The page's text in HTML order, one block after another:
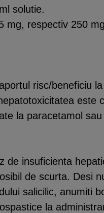
solutie.
mg, respectiv 250
risc/beneficiu
este
la paracetamol
de insuficienta
de scurta. Desi
salicilic, anumiti
la